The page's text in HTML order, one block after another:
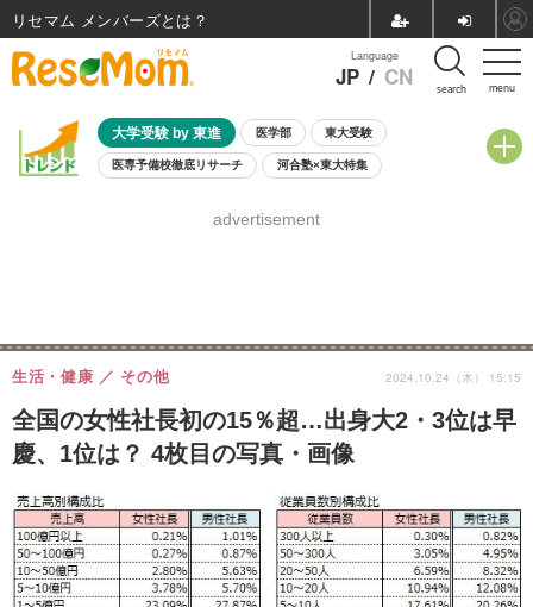
menu
Language
JP / CN search
大学受験 by 東進 医学部 東大受験
医専予備校徹底リサーチ 河合塾×東大特集
8月開催学校説明会・相談会
advertisement
全国の女性社長初の15％超…出身大2・3位は早
慶、1位は？ 4枚目の写真・画像
生活・健康 その他 2024.10.24（木） 15:15
リセマム メンバーズ